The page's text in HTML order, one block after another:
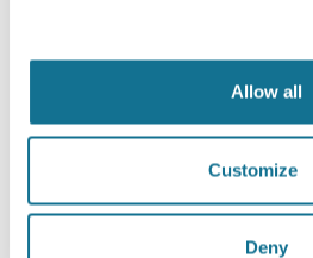
Allow all
Customize
Deny